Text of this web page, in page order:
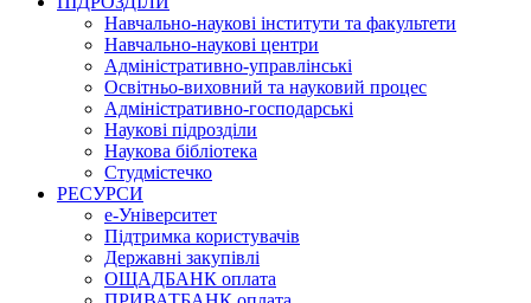
Навчально-наукові інститути та факультети
Навчально-наукові центри
Адміністративно-управлінські
Освітньо-виховний та науковий процес
Адміністративно-господарські
Наукові підрозділи
Наукова бібліотека
Студмістечко
РЕСУРСИ
е-Університет
Підтримка користувачів
Державні закупівлі
ОЩАДБАНК оплата